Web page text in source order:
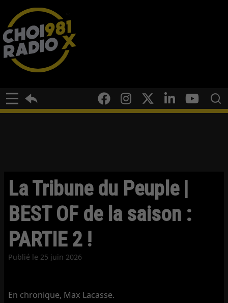
La Tribune du Peuple |
BEST OF de la saison :
PARTIE 2 !
Publié le 25 juin 2026
En chronique, Max Lacasse.